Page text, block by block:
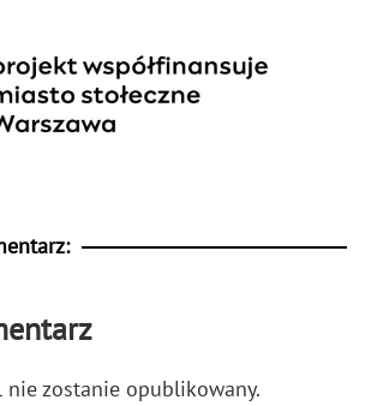
nie zostanie opublikowany.